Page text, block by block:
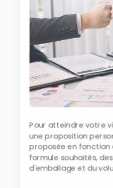
Pour atteindre votre
une proposition
proposée en fonction
formule souhaités,
d'emballage et du